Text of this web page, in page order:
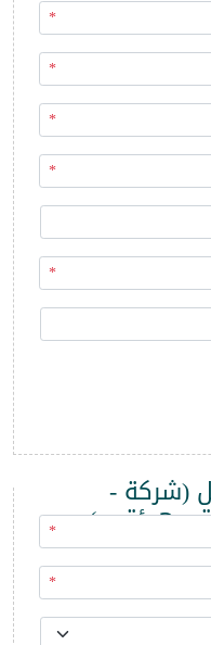
*
*
*
*
*
(شركة -
- هيئة ...)
*
*